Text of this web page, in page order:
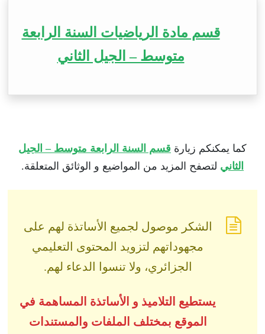
قسم مادة الرياضيات السنة الرابعة
متوسط – الجيل الثاني
كما يمكنكم زيارة قسم السنة الرابعة متوسط – الجيل
الثاني لتصفح المزيد من المواضيع و الوثائق المتعلقة.
الشكر موصول لجميع الأساتذة لهم على
مجهوداتهم لتزويد المحتوى التعليمي
الجزائري، ولا تنسوا الدعاء لهم.
يستطيع التلاميذ و الأساتذة المساهمة في
الموقع بمختلف الملفات والمستندات